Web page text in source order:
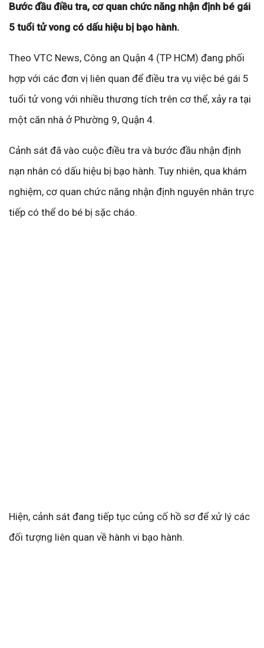
Bước đầu điều tra, cơ quan chức năng nhận định bé gái
5 tuổi tử vong có dấu hiệu bị bạo hành.
Theo VTC News, Công an Quận 4 (TP HCM) đang phối
hợp với các đơn vị liên quan để điều tra vụ việc bé gái 5
tuổi tử vong với nhiều thương tích trên cơ thể, xảy ra tại
một căn nhà ở Phường 9, Quận 4.
Cảnh sát đã vào cuộc điều tra và bước đầu nhận định
nạn nhân có dấu hiệu bị bạo hành. Tuy nhiên, qua khám
nghiệm, cơ quan chức năng nhận định nguyên nhân trực
tiếp có thể do bé bị sặc cháo.
Hiện, cảnh sát đang tiếp tục củng cố hồ sơ để xử lý các
đối tượng liên quan về hành vi bạo hành.